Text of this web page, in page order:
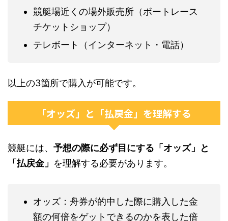
競艇場近くの場外販売所（ボートレース
チケットショップ）
テレボート（インターネット・電話）
以上の3箇所で購入が可能です。
「オッズ」と「払戻金」を理解する
競艇には、 予想の際に必ず目にする「オッズ」と
「払戻金」 を理解する必要があります。
オッズ：舟券が的中した際に購入した金
額の何倍をゲットできるのかを表した倍